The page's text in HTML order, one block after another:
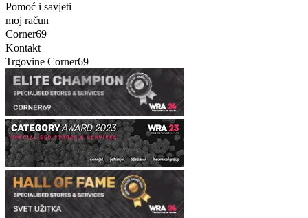
Pomoć i savjeti
moj račun
Corner69
Kontakt
Trgovine Corner69